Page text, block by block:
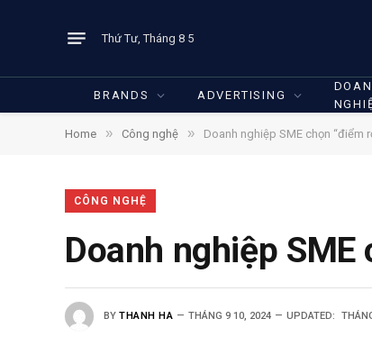
Thứ Tư, Tháng 8 5
BRANDS ADVERTISING
Home » Công nghệ » Doanh nghiệp SME chọn “điểm
CÔNG NGHỆ
Doanh nghiệp
BY THANH HA THÁNG 9 10, 2024 UPDATED: